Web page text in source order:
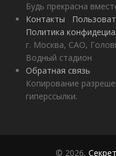
Будь прекрасна
Контакты
Политика
г. Москва, САО,
Водный стадион
Обратная связь
Копирование
гиперссылки.
© 2026,